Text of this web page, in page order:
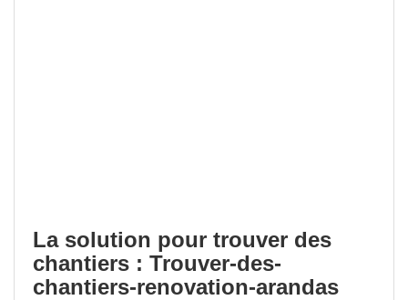
La solution pour trouver des
chantiers : Trouver-des-
chantiers-renovation-arandas